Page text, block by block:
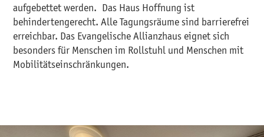
aufgebettet werden. Das Haus Hoffnung ist
behindertengerecht. Alle Tagungsräume sind barrierefrei
erreichbar. Das Evangelische Allianzhaus eignet sich
besonders für Menschen im Rollstuhl und Menschen mit
Mobilitätseinschränkungen.